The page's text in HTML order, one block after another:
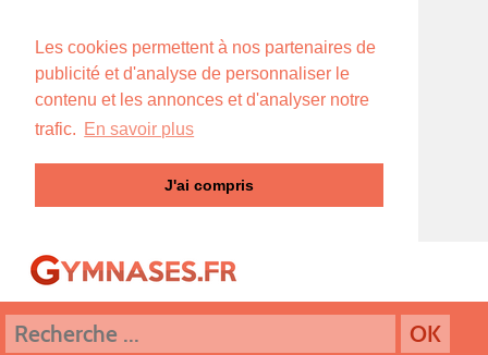
Les cookies permettent à nos partenaires de
publicité et d'analyse de personnaliser le
contenu et les annonces et d'analyser notre
trafic. En savoir plus
J'ai compris